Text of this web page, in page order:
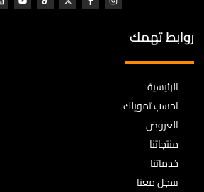
روابط تهمك
الرئيسية
احسب تمويلك
العروض
منتجاتنا
خدماتنا
سجل معنا